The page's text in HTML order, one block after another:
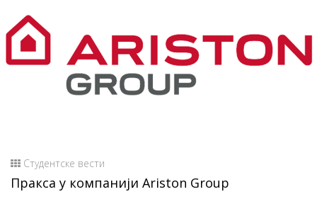
Студентске вести
Пракса у компанији Ariston Group